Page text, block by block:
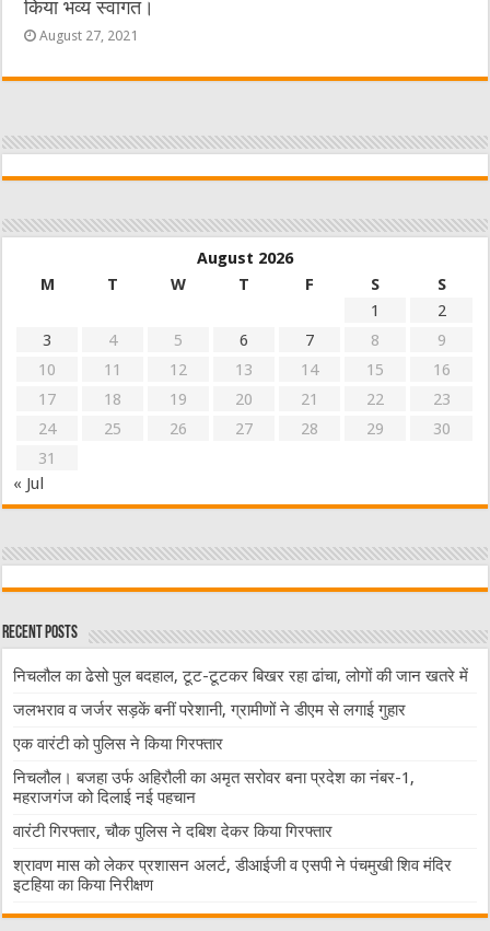
किया भव्य स्वागत।
August 27, 2021
August 2026
M
T W T F S
S
1
2
3
4 5 6 7 8
9
10
11 12 13 14 15
16
17
18 19 20 21 22
23
24
25 26 27 28 29
30
31
« Jul
Recent Posts
निचलौल का ढेसो पुल बदहाल, टूट-टूटकर बिखर रहा ढांचा, लोगों की जान खतरे में
जलभराव व जर्जर सड़कें बनीं परेशानी, ग्रामीणों ने डीएम से लगाई गुहार
एक वारंटी को पुलिस ने किया गिरफ्तार
निचलौल। बजहा उर्फ अहिरौली का अमृत सरोवर बना प्रदेश का नंबर-1,
महराजगंज को दिलाई नई पहचान
वारंटी गिरफ्तार, चौक पुलिस ने दबिश देकर किया गिरफ्तार
श्रावण मास को लेकर प्रशासन अलर्ट, डीआईजी व एसपी ने पंचमुखी शिव मंदिर
इटहिया का किया निरीक्षण